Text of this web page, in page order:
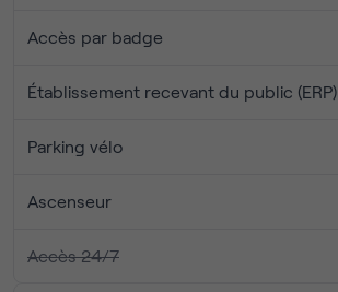
Accès par badge
Établissement recevant du public (ERP)
Parking vélo
Ascenseur
Accès 24/7